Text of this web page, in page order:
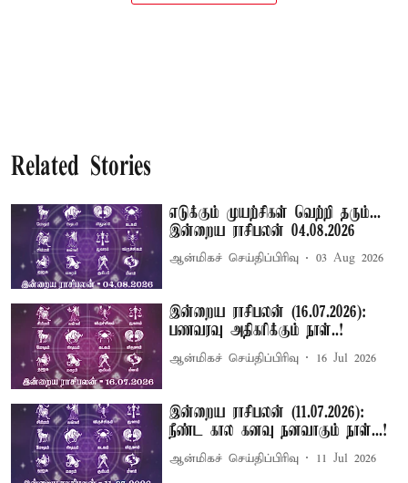
Related Stories
எடுக்கும் முயற்சிகள் வெற்றி தரும்...
இன்றைய ராசிபலன் 04.08.2026
ஆன்மிகச் செய்திப்பிரிவு 03 Aug 2026
இன்றைய ராசிபலன் (16.07.2026):
பணவரவு அதிகரிக்கும் நாள்..!
ஆன்மிகச் செய்திப்பிரிவு 16 Jul 2026
இன்றைய ராசிபலன் (11.07.2026):
நீண்ட கால கனவு நனவாகும் நாள்...!
ஆன்மிகச் செய்திப்பிரிவு 11 Jul 2026